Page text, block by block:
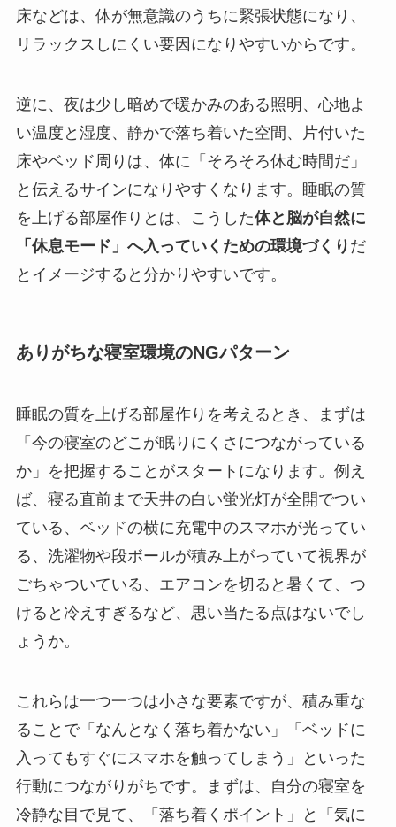
床などは、体が無意識のうちに緊張状態になり、
リラックスしにくい要因になりやすいからです。
逆に、夜は少し暗めで暖かみのある照明、心地よ
い温度と湿度、静かで落ち着いた空間、片付いた
床やベッド周りは、体に「そろそろ休む時間だ」
と伝えるサインになりやすくなります。睡眠の質
を上げる部屋作りとは、こうした体と脳が自然に
「休息モード」へ入っていくための環境づくり だ
とイメージすると分かりやすいです。
ありがちな寝室環境のNGパターン
睡眠の質を上げる部屋作りを考えるとき、まずは
「今の寝室のどこが眠りにくさにつながっている
か」を把握することがスタートになります。例え
ば、寝る直前まで天井の白い蛍光灯が全開でつい
ている、ベッドの横に充電中のスマホが光ってい
る、洗濯物や段ボールが積み上がっていて視界が
ごちゃついている、エアコンを切ると暑くて、つ
けると冷えすぎるなど、思い当たる点はないでし
ょうか。
これらは一つ一つは小さな要素ですが、積み重な
ることで「なんとなく落ち着かない」「ベッドに
入ってもすぐにスマホを触ってしまう」といった
行動につながりがちです。まずは、自分の寝室を
冷静な目で見て、「落ち着くポイント」と「気に